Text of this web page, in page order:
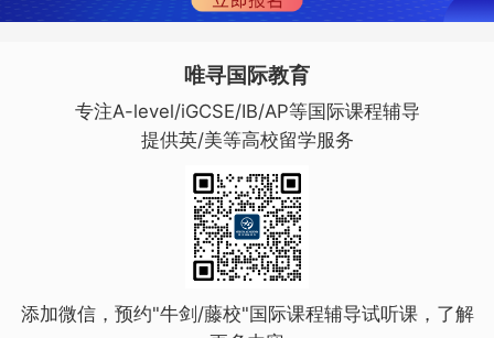
唯寻国际教育
专注A-level/iGCSE/IB/AP等国际课程辅导
提供英/美等高校留学服务
添加微信，预约"牛剑/藤校"国际课程辅导试听课，了解